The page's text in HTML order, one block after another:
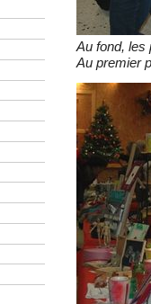
Au fond, les
Au premier